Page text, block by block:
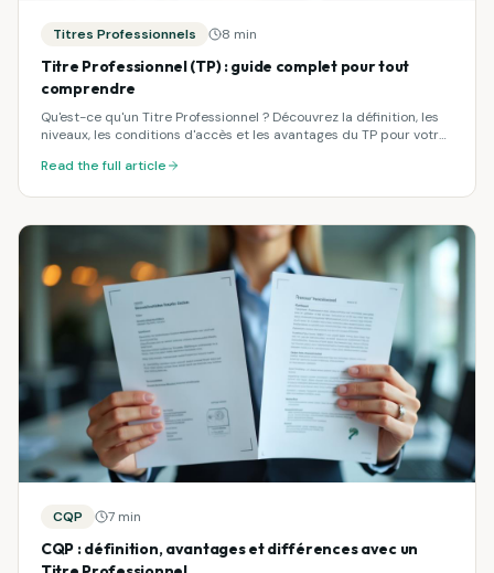
Titres Professionnels 8 min
Titre Professionnel (TP) : guide complet pour tout
comprendre
Qu'est-ce qu'un Titre Professionnel ? Découvrez la définition, les
niveaux, les conditions d'accès et les avantages du TP pour votre
Read the full article
CQP 7 min
CQP : définition, avantages et différences avec un